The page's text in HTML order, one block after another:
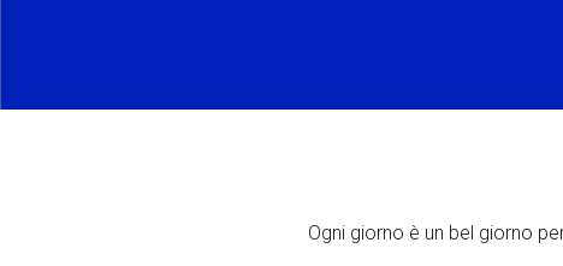
Ogni giorno è un bel giorno